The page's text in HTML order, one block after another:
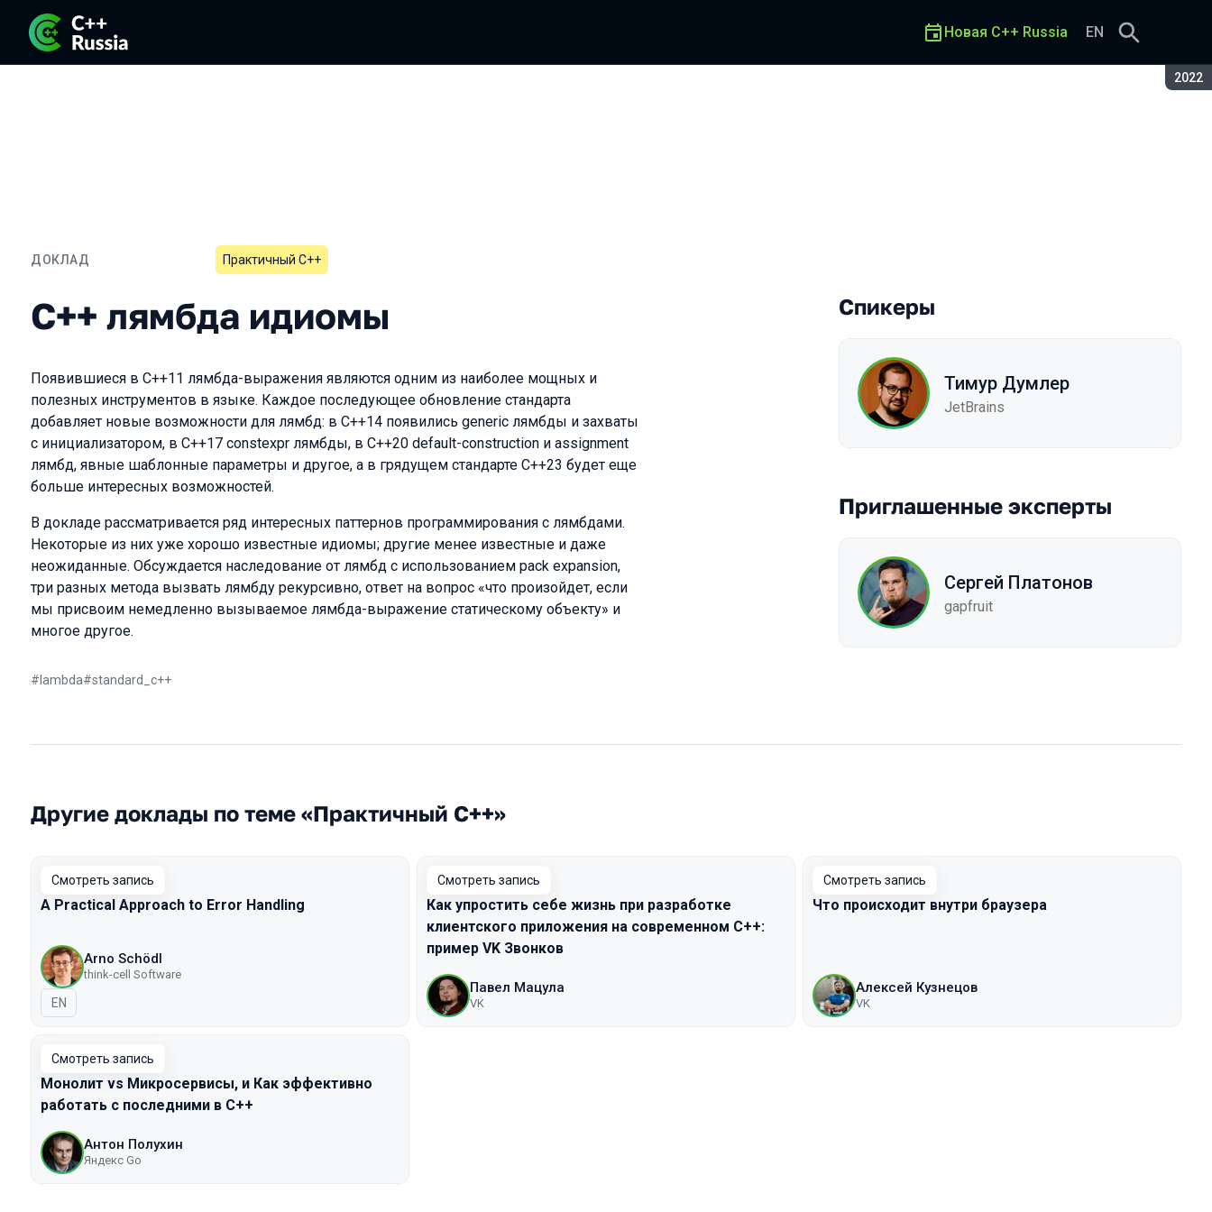
2022
Новая C++ Russia EN
ДОКЛАД
С++ лямбда идиомы
Практичный C++
С++ лямбда идиомы
Появившиеся в С++11 лямбда-выражения являются одним из наиболее мощных и
полезных инструментов в языке. Каждое последующее обновление стандарта
добавляет новые возможности для лямбд: в С++14 появились generic лямбды и захваты
с инициализатором, в С++17 constexpr лямбды, в С++20 default-construction и assignment
лямбд, явные шаблонные параметры и другое, а в грядущем стандарте С++23 будет еще
больше интересных возможностей.
В докладе рассматривается ряд интересных паттернов программирования с лямбдами.
Некоторые из них уже хорошо известные идиомы; другие менее известные и даже
неожиданные. Обсуждается наследование от лямбд с использованием pack expansion,
три разных метода вызвать лямбду рекурсивно, ответ на вопрос «что произойдет, если
мы присвоим немедленно вызываемое лямбда-выражение статическому объекту» и
многое другое.
# lambda#standard_c++
Спикеры
Тимур Думлер
JetBrains
Приглашенные эксперты
Сергей Платонов
gapfruit
Другие доклады по теме «Практичный C++»
Смотреть запись
A Practical Approach to Error Handling
Arno Schödl
think-cell Software
На английском языке
EN
Смотреть запись
Как упростить себе жизнь при разработке
клиентского приложения на современном С++:
пример VK Звонков
Павел Мацула
VK
Смотреть запись
Что происходит внутри браузера
Алексей Кузнецов
VK
Смотреть запись
Монолит vs Микросервисы, и Как эффективно
работать с последними в C++
Антон Полухин
Яндекс Go